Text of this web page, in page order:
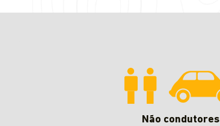
Não condutores